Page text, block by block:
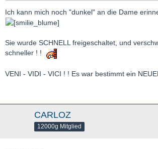
Ich kann mich noch "dunkel" an die Dame
Sie wurde SCHNELL freigeschaltet, und
schneller ! !
VENI - VIDI - VICI ! ! Es war bestimmt ein
CARLOZ
12000g Mitglied